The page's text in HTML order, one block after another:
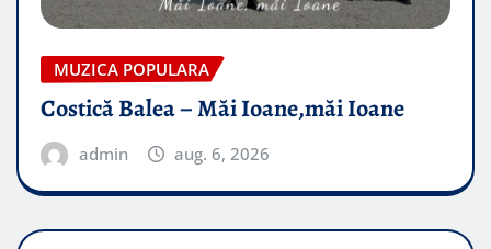
MUZICA POPULARA
Costică Balea – Măi Ioane,măi Ioane
admin aug. 6, 2026